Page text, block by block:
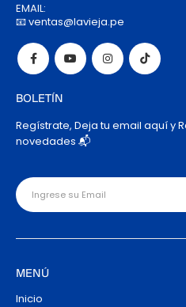
EMAIL:
📧 ventas@lavieja.pe
BOLETÍN
Regístrate, Deja tu email aquí y
novedades 📬
MENÚ
Inicio